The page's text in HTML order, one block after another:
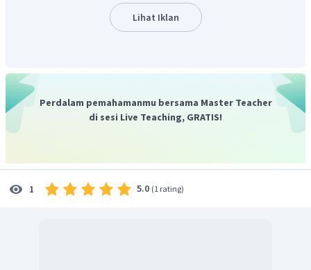
Lihat Iklan
Perdalam pemahamanmu bersama Master Teacher
di sesi Live Teaching, GRATIS!
1 5.0 (1 rating)